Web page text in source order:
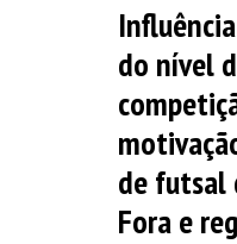
do nível
de futsal
Fora e